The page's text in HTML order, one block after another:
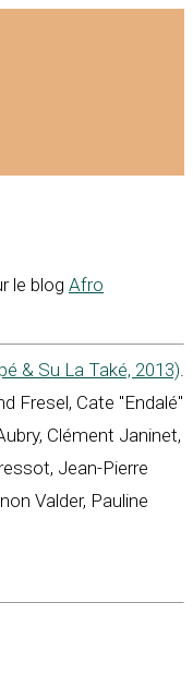
le blog Afro
& Su La Také, 2013).
Fresel, Cate "Endalé"
Clément Janinet,
Jean-Pierre
Valder, Pauline